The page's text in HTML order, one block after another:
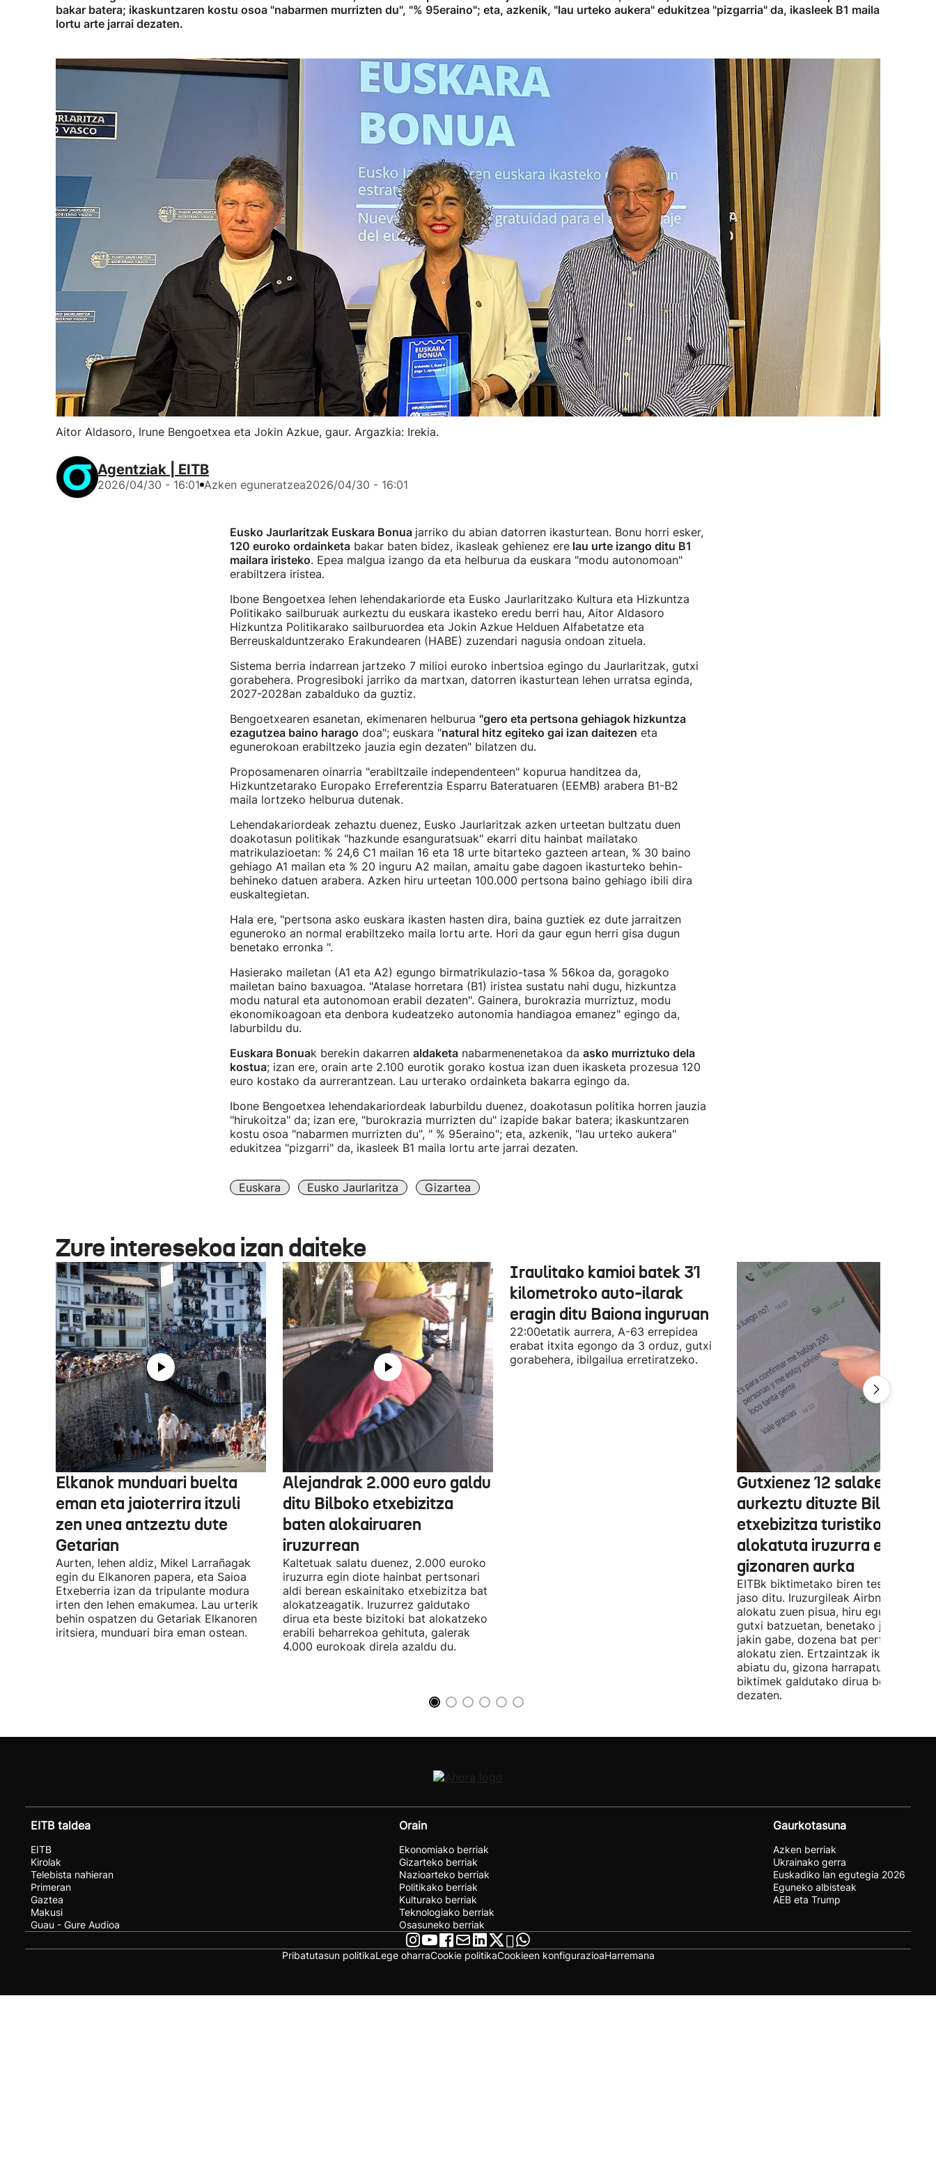
bakar batera; ikaskuntzaren kostu osoa "nabarmen murrizten du", "% 95eraino"; eta, azkenik, "lau urteko aukera" edukitzea "pizgarria" da, ikasleek B1 maila
lortu arte jarrai dezaten.
Aitor Aldasoro, Irune Bengoetxea eta Jokin Azkue, gaur. Argazkia: Irekia.
Agentziak | EITB
2026/04/30 - 16:01 Azken eguneratzea2026/04/30 - 16:01
Eusko Jaurlaritzak Euskara Bonua jarriko du abian datorren ikasturtean. Bonu horri esker,
120 euroko ordainketabakar baten bidez, ikasleak gehienez erelau urte izango ditu B1
mailara iristeko. Epea malgua izango da eta helburua da euskara "modu autonomoan"
erabiltzera iristea.
Ibone Bengoetxea lehen lehendakariorde eta Eusko Jaurlaritzako Kultura eta Hizkuntza
Politikako sailburuak aurkeztu du euskara ikasteko eredu berri hau, Aitor Aldasoro
Hizkuntza Politikarako sailburuordea eta Jokin Azkue Helduen Alfabetatze eta
Berreuskalduntzerako Erakundearen (HABE) zuzendari nagusia ondoan zituela.
Sistema berria indarrean jartzeko 7 milioi euroko inbertsioa egingo du Jaurlaritzak, gutxi
gorabehera. Progresiboki jarriko da martxan, datorren ikasturtean lehen urratsa eginda,
2027-2028an zabalduko da guztiz.
Bengoetxearen esanetan, ekimenaren helburua "gero eta pertsona gehiagok hizkuntza
ezagutzea baino harago doa"; euskara "natural hitz egiteko gai izan daitezen eta
egunerokoan erabiltzeko jauzia egin dezaten" bilatzen du.
Proposamenaren oinarria "erabiltzaile independenteen" kopurua handitzea da,
Hizkuntzetarako Europako Erreferentzia Esparru Bateratuaren (EEMB) arabera B1-B2
maila lortzeko helburua dutenak.
Lehendakariordeak zehaztu duenez, Eusko Jaurlaritzak azken urteetan bultzatu duen
doakotasun politikak "hazkunde esanguratsuak" ekarri ditu hainbat mailatako
matrikulazioetan: % 24,6 C1 mailan 16 eta 18 urte bitarteko gazteen artean, % 30 baino
gehiago A1 mailan eta % 20 inguru A2 mailan, amaitu gabe dagoen ikasturteko behin-
behineko datuen arabera. Azken hiru urteetan 100.000 pertsona baino gehiago ibili dira
euskaltegietan.
Hala ere, "pertsona asko euskara ikasten hasten dira, baina guztiek ez dute jarraitzen
eguneroko an normal erabiltzeko maila lortu arte. Hori da gaur egun herri gisa dugun
benetako erronka ".
Hasierako mailetan (A1 eta A2) egungo birmatrikulazio-tasa % 56koa da, goragoko
mailetan baino baxuagoa. "Atalase horretara (B1) iristea sustatu nahi dugu, hizkuntza
modu natural eta autonomoan erabil dezaten". Gainera, burokrazia murriztuz, modu
ekonomikoagoan eta denbora kudeatzeko autonomia handiagoa emanez" egingo da,
laburbildu du.
Euskara Bonuak berekin dakarren aldaketanabarmenenetakoa da asko murriztuko dela
kostua; izan ere, orain arte 2.100 eurotik gorako kostua izan duen ikasketa prozesua 120
euro kostako da aurrerantzean. Lau urterako ordainketa bakarra egingo da.
Ibone Bengoetxea lehendakariordeak laburbildu duenez, doakotasun politika horren jauzia
"hirukoitza" da; izan ere, "burokrazia murrizten du" izapide bakar batera; ikaskuntzaren
kostu osoa "nabarmen murrizten du", " % 95eraino"; eta, azkenik, "lau urteko aukera"
edukitzea "pizgarri" da, ikasleek B1 maila lortu arte jarrai dezaten.
Euskara Eusko Jaurlaritza Gizartea
Zure interesekoa izan daiteke
Elkanok munduari buelta
eman eta jaioterrira itzuli
zen unea antzeztu dute
Getarian
Aurten, lehen aldiz, Mikel Larrañagak
egin du Elkanoren papera, eta Saioa
Etxeberria izan da tripulante modura
irten den lehen emakumea. Lau urterik
behin ospatzen du Getariak Elkanoren
iritsiera, munduari bira eman ostean.
Alejandrak 2.000 euro galdu
ditu Bilboko etxebizitza
baten alokairuaren
iruzurrean
Kaltetuak salatu duenez, 2.000 euroko
iruzurra egin diote hainbat pertsonari
aldi berean eskainitako etxebizitza bat
alokatzeagatik. Iruzurrez galdutako
dirua eta beste bizitoki bat alokatzeko
erabili beharrekoa gehituta, galerak
4.000 eurokoak direla azaldu du.
Iraulitako kamioi batek 31
kilometroko auto-ilarak
eragin ditu Baiona inguruan
22:00etatik aurrera, A-63 errepidea
erabat itxita egongo da 3 orduz, gutxi
gorabehera, ibilgailua erretiratzeko.
Gutxienez 12 salaketa
aurkeztu dituzte Bilbon
etxebizitza turistiko bat
alokatuta iruzurra egin
gizonaren aurka
EITBk biktimetako biren testigantzak
jaso ditu. Iruzurgileak Airbnb bidez
alokatu zuen pisua, hiru egunez. Ordu
gutxi batzuetan, benetako jabeak
jakin gabe, dozena bat pertsonari
alokatu zien. Ertzaintzak ikerketa
abiatu du, gizona harrapatu eta
biktimek galdutako dirua berreskura
dezaten.
EITB taldea
EITB
Kirolak
Telebista nahieran
Primeran
Gaztea
Makusi
Guau - Gure Audioa
Orain
Ekonomiako berriak
Gizarteko berriak
Nazioarteko berriak
Politikako berriak
Kulturako berriak
Teknologiako berriak
Osasuneko berriak
Gaurkotasuna
Azken berriak
Ukrainako gerra
Euskadiko lan egutegia 2026
Eguneko albisteak
AEB eta Trump
Pribatutasun politikaLege oharraCookie politikaCookieen konfigurazioaHarremana